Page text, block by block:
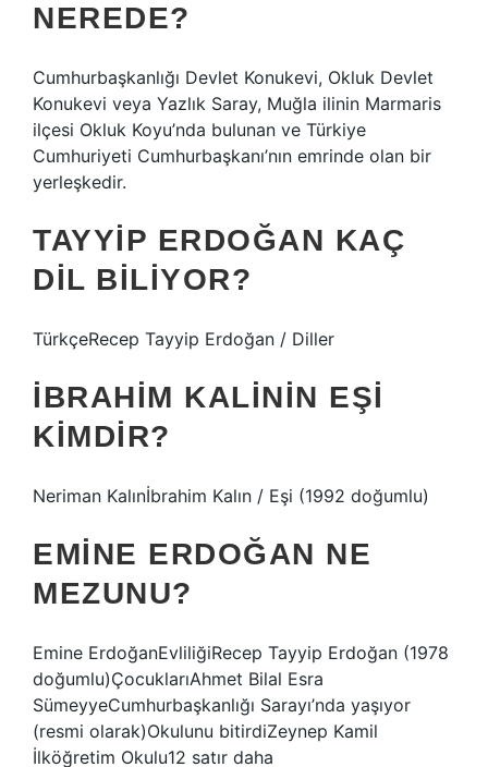
NEREDE?
Cumhurbaşkanlığı Devlet Konukevi, Okluk Devlet
Konukevi veya Yazlık Saray, Muğla ilinin Marmaris
ilçesi Okluk Koyu’nda bulunan ve Türkiye
Cumhuriyeti Cumhurbaşkanı’nın emrinde olan bir
yerleşkedir.
TAYYIP ERDOĞAN KAÇ
DIL BILIYOR?
TürkçeRecep Tayyip Erdoğan / Diller
İBRAHIM KALININ EŞI
KIMDIR?
Neriman Kalınİbrahim Kalın / Eşi (1992 doğumlu)
EMINE ERDOĞAN NE
MEZUNU?
Emine ErdoğanEvliliğiRecep Tayyip Erdoğan (1978
doğumlu)ÇocuklarıAhmet Bilal Esra
SümeyyeCumhurbaşkanlığı Sarayı’nda yaşıyor
(resmi olarak)Okulunu bitirdiZeynep Kamil
İlköğretim Okulu12 satır daha